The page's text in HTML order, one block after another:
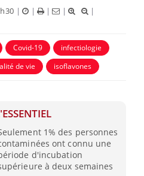
| | | |
|
Covid-19
infectiologie
de vie isoflavones
1% des personnes
ont connu une
d'incubation
à deux semaines